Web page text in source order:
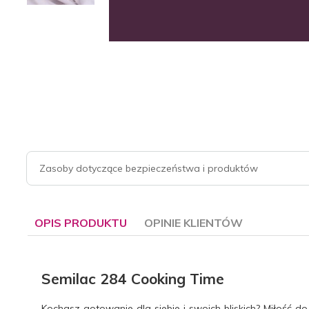
Zasoby dotyczące bezpieczeństwa i produktów
OPIS PRODUKTU OPINIE KLIENTÓW
Semilac 284 Cooking Time